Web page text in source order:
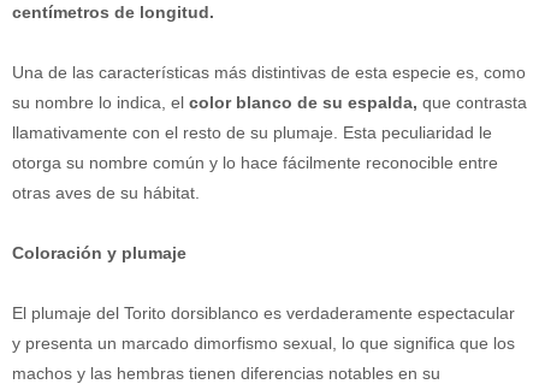
centímetros de longitud.
Una de las características más distintivas de esta especie es, como
su nombre lo indica, el color blanco de su espalda, que contrasta
llamativamente con el resto de su plumaje. Esta peculiaridad le
otorga su nombre común y lo hace fácilmente reconocible entre
otras aves de su hábitat.
Coloración y plumaje
El plumaje del Torito dorsiblanco es verdaderamente espectacular
y presenta un marcado dimorfismo sexual, lo que significa que los
machos y las hembras tienen diferencias notables en su